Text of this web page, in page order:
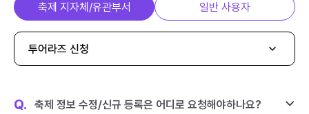
축제 지자체/유관부서 일반 사용자
투어라즈 신청
Q. 축제 정보 수정/신규 등록은 어디로 요청해야하나요?